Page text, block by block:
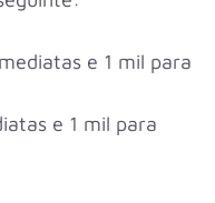
e 1 mil para
e 1 mil para